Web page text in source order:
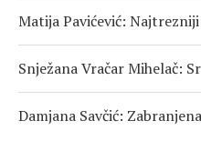
Matija Pavićević:
Snježana Vračar Mihelač:
Damjana Savčić: